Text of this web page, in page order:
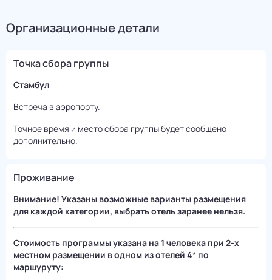
Организационные детали
Точка сбора группы
Стамбул
Встреча в аэропорту.
Точное время и место сбора группы будет сообщено
дополнительно.
Проживание
Внимание! Указаны возможные варианты размещения
для каждой категории, выбрать отель заранее нельзя.
Cтоимость программы указана на 1 человека при 2-х
местном размещении в одном из отелей 4* по
маршуруту: